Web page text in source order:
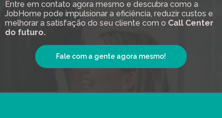
Entre em contato agora mesmo e descubra como a
JobHome pode impulsionar a eficiência, reduzir custos e
melhorar a satisfação do seu cliente com o Call Center
do futuro.
Fale com a gente agora mesmo!